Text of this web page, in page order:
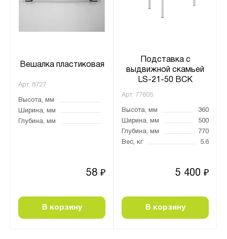
Вешалка пластиковая
Арт. 8727
Высота, мм
Ширина, мм
Глубина, мм
58 ₽
В корзину
Подставка с
выдвижной скамьей
LS-21-50 ВСК
Арт. 77605
Высота, мм
360
Ширина, мм
500
Глубина, мм
770
Вес, кг
5.6
5 400 ₽
В корзину